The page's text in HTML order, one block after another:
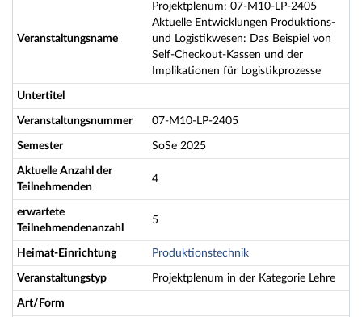
Veranstaltungsname
Projektplenum: 07-M10-LP-2405
Aktuelle Entwicklungen Produktions-
und Logistikwesen: Das Beispiel von
Self-Checkout-Kassen und der
Implikationen für Logistikprozesse
Untertitel
Veranstaltungsnummer 07-M10-LP-2405
Semester SoSe 2025
Aktuelle Anzahl der
Teilnehmenden
4
erwartete
Teilnehmendenanzahl
5
Heimat-Einrichtung Produktionstechnik
Veranstaltungstyp Projektplenum in der Kategorie Lehre
Art/Form